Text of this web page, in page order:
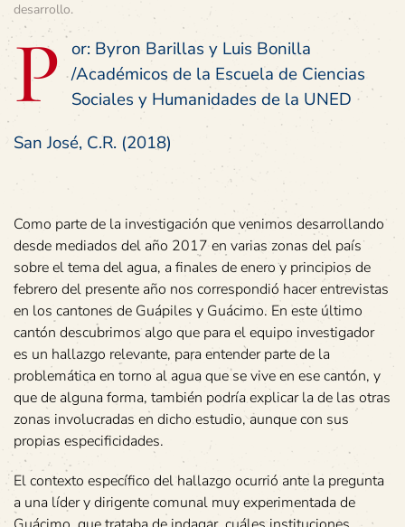
desarrollo.
P or: Byron Barillas y Luis Bonilla
/Académicos de la Escuela de Ciencias
Sociales y Humanidades de la UNED
San José, C.R. (2018)
Como parte de la investigación que venimos desarrollando
desde mediados del año 2017 en varias zonas del país
sobre el tema del agua, a finales de enero y principios de
febrero del presente año nos correspondió hacer entrevistas
en los cantones de Guápiles y Guácimo. En este último
cantón descubrimos algo que para el equipo investigador
es un hallazgo relevante, para entender parte de la
problemática en torno al agua que se vive en ese cantón, y
que de alguna forma, también podría explicar la de las otras
zonas involucradas en dicho estudio, aunque con sus
propias especificidades.
El contexto específico del hallazgo ocurrió ante la pregunta
a una líder y dirigente comunal muy experimentada de